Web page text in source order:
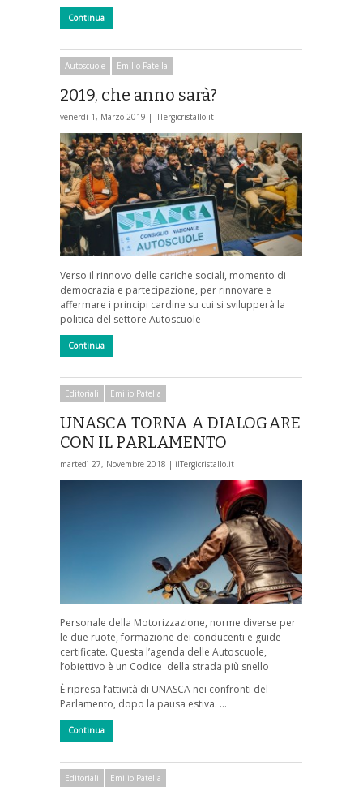
Continua
Autoscuole Emilio Patella
2019, che anno sarà?
venerdì 1, Marzo 2019 | ilTergicristallo.it
Verso il rinnovo delle cariche sociali, momento di
democrazia e partecipazione, per rinnovare e
affermare i principi cardine su cui si svilupperà la
politica del settore Autoscuole
Continua
Editoriali Emilio Patella
UNASCA TORNA A DIALOGARE
CON IL PARLAMENTO
martedì 27, Novembre 2018 | ilTergicristallo.it
Personale della Motorizzazione, norme diverse per
le due ruote, formazione dei conducenti e guide
certificate. Questa l’agenda delle Autoscuole,
l’obiettivo è un Codice della strada più snello
È ripresa l’attività di UNASCA nei confronti del
Parlamento, dopo la pausa estiva. …
Continua
Editoriali Emilio Patella